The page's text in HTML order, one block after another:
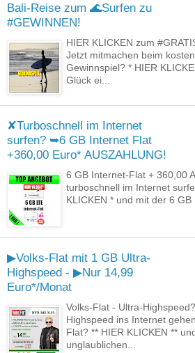
Bali-Reise zum 🌊Surfen zu
#GEWINNEN!
HIER KLICKEN zum
Jetzt mitmachen beim
Gewinnspiel? * HIER
Glück ei...
✘Turboschnell im Internet
surfen? ➥6 GB Internet Flat
+360,00 Euro* AUSZAHLUNG!
6 GB Internet-Flat + 360,00
turboschnell im Internet
KLICKEN * und mit der 6 GB
▶Volks-Flat mit 1 GB Ultra-
Highspeed - ▶Nur 14,99
Euro*/Monat
Volks-Flat - Ultra-
Highspeed ins Internet
Flat? ** HIER KLICKEN **
unglaublichen...